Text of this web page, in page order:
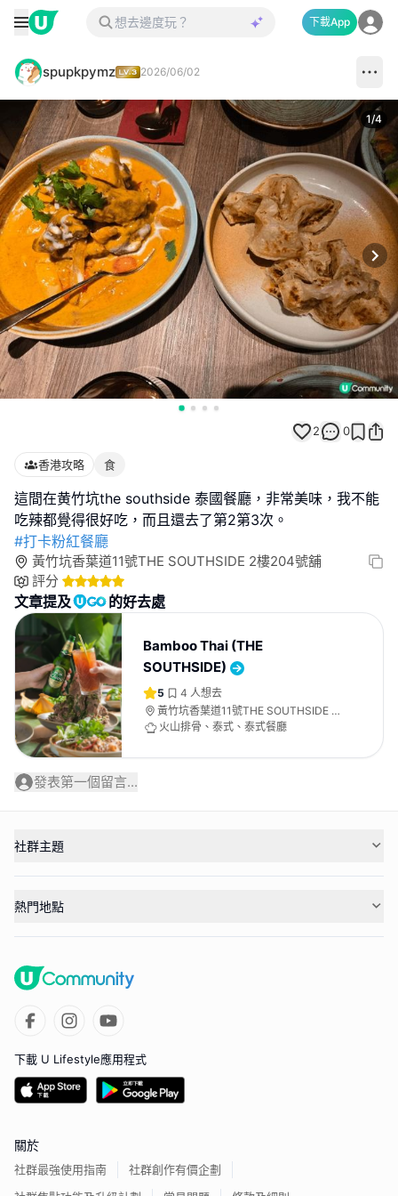
下載App
spupkpymz 2026/06/02
1/4
2 0
香港攻略 食
這間在黄竹坑the southside 泰國餐廳，非常美味，我不能
#打卡粉紅餐廳
黃竹坑香葉道11號THE SOUTHSIDE 2樓204號舖
評分
文章提及 的好去處
Bamboo Thai (THE
SOUTHSIDE)
5 4 人想去
黃竹坑香葉道11號THE SOUTHSIDE 2
樓204號舖
火山排骨、泰式、泰式餐廳
發表第一個留言...
社群主題
熱門地點
下載 U Lifestyle應用程式
關於
社群最強使用指南
社群創作有價企劃